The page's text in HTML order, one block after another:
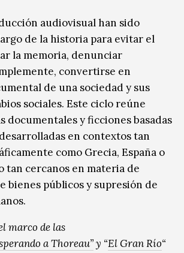
audiovisual han sido
de la historia para evitar el
la memoria, denunciar
convertirse en
de una sociedad y sus
sociales. Este ciclo reúne
documentales y ficciones basadas
en contextos tan
como Grecia, España o
tan cercanos en materia de
bienes públicos y supresión de
marco de las
a Thoreau”y “El Gran Río“